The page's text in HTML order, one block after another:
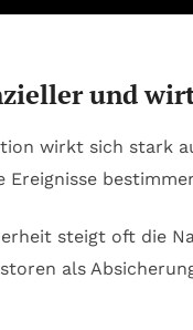
und
wirkt sich stark
steigt oft die
als